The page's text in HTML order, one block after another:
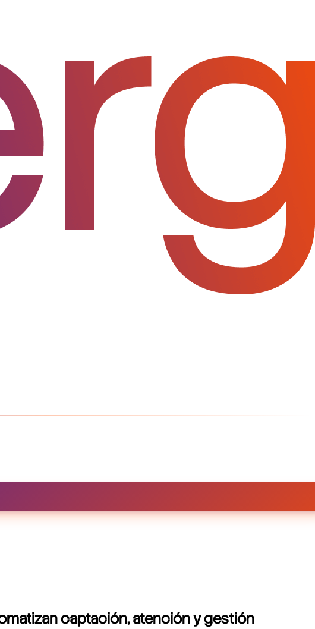
captación, atención y gestión